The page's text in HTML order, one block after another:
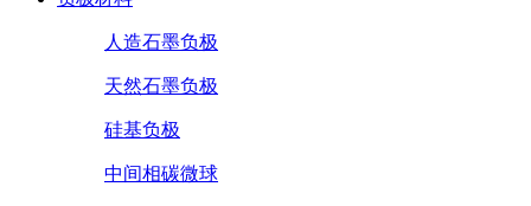
人造石墨负极
天然石墨负极
硅基负极
中间相碳微球